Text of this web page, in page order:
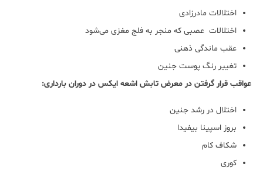
اختلالات مادرزادی
اختلالات عصبی که منجر به فلج مغزی می‌شود
عقب ماندگی ذهنی
تغییر رنگ پوست جنین
عواقب قرار گرفتن در معرض تابش اشعه ایکس در دوران بارداری:
اختلال در رشد جنین
بروز اسپینا بیفیدا
شکاف کام
کوری